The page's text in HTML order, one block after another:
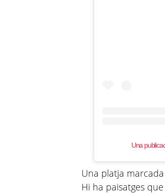
Una
Una platja
Hi ha paisatges